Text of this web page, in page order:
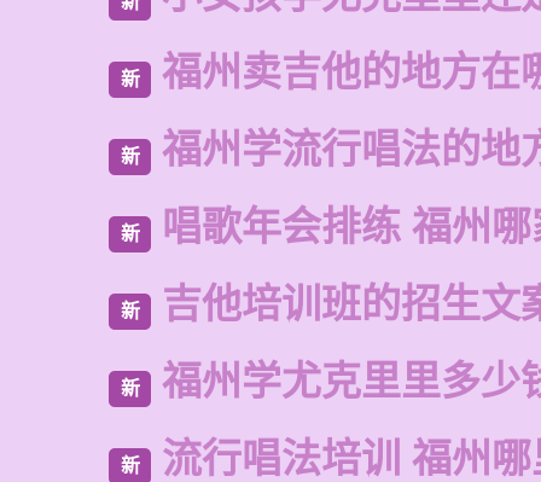
新 福州卖吉他的地方在
新 福州学流行唱法的地
新 唱歌年会排练 福州
新 吉他培训班的招生文
新 福州学尤克里里多少
新 流行唱法培训 福州